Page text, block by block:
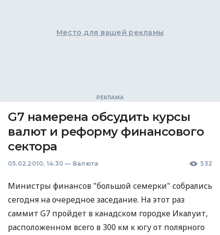
Место для вашей рекламы
G7 намерена обсудить курсы
валют и реформу финансового
сектора
05.02.2010, 14:30 — Валюта 532
Министры финансов "большой семерки" собрались
сегодня на очередное заседание. На этот раз
саммит G7 пройдет в канадском городке Икалуит,
расположенном всего в 300 км к югу от полярного